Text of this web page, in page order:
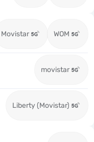
Movistar WOM
movistar
Liberty (Movistar)